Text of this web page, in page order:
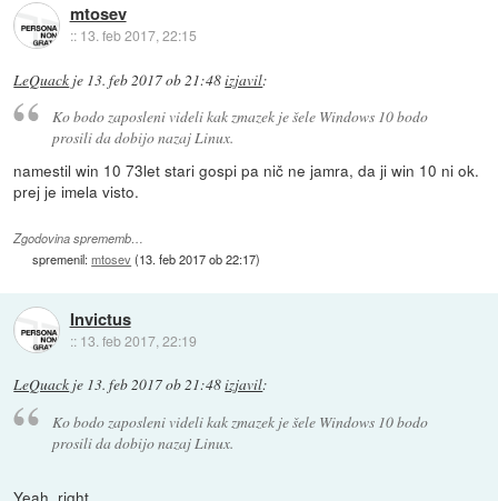
mtosev
:: 13. feb 2017, 22:15
LeQuack je 13. feb 2017 ob 21:48izjavil:
Ko bodo zaposleni videli kak zmazek je šele Windows 10 bodo
prosili da dobijo nazaj Linux.
namestil win 10 73let stari gospi pa nič ne jamra, da ji win 10 ni ok.
prej je imela visto.
Zgodovina sprememb…
spremenil:mtosev(13. feb 2017 ob 22:17)
Invictus
:: 13. feb 2017, 22:19
LeQuack je 13. feb 2017 ob 21:48izjavil:
Ko bodo zaposleni videli kak zmazek je šele Windows 10 bodo
prosili da dobijo nazaj Linux.
Yeah, right...